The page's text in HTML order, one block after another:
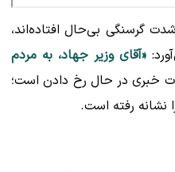
گرسنگی بی‌حال افتاده‌اند،
«آقای وزیر جهاد، به مردم
خبری در حال رخ دادن است؛
نشانه رفته است.